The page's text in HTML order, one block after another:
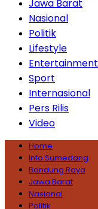
Jawa Barat
Nasional
Politik
Lifestyle
Entertainment
Sport
Internasional
Pers Rilis
Video
Home
Info Sumedang
Bandung Raya
Jawa Barat
Nasional
Politik